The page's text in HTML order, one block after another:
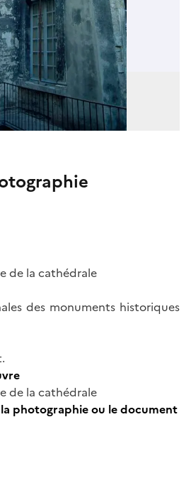
de la cathédrale
des monuments historiques
de la cathédrale
photographie ou le document